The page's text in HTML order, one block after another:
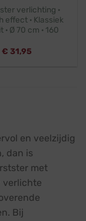
verlichting ·
effect · Klassiek
· Ø 70 cm · 160
Oorspronkelijke
€ 31,95
en veelzijdig
dan is
met
verlichte
Bij